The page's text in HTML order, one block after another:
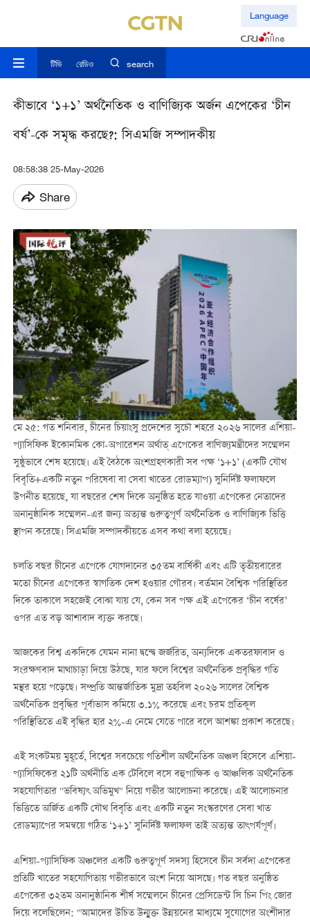
Language
টিভি রেডিও search
কীভাবে ‘১+১’ অর্থনৈতিক ও বাণিজ্যিক অর্জন এপেকের ‘চীন
বর্ষ’-কে সমৃদ্ধ করছে?: সিএমজি সম্পাদকীয়
08:58:38 25-May-2026
Share
মে ২৫: গত শনিবার, চীনের চিয়াংসু প্রদেশের সুচৌ শহরে ২০২৬ সালের এশিয়া-
প্যাসিফিক ইকোনমিক কো-অপারেশন অর্থাত্ এপেকের বাণিজ্যমন্ত্রীদের সম্মেলন
সুষ্ঠুভাবে শেষ হয়েছে। এই বৈঠকে অংশগ্রহণকারী সব পক্ষ ‘১+১’ (একটি যৌথ
বিবৃতি+একটি নতুন পরিষেবা বা সেবা খাতের রোডম্যাপ) সুনির্দিষ্ট ফলাফলে
উপনীত হয়েছে, যা বছরের শেষ দিকে অনুষ্ঠিত হতে যাওয়া এপেকের নেতাদের
অনানুষ্ঠানিক সম্মেলন-এর জন্য অত্যন্ত গুরুত্বপূর্ণ অর্থনৈতিক ও বাণিজ্যিক ভিত্তি
স্থাপন করেছে। সিএমজি সম্পাদকীয়তে এসব কথা বলা হয়েছে।
চলতি বছর চীনের এপেকে যোগদানের ৩৫তম বার্ষিকী এবং এটি তৃতীয়বারের
মতো চীনের এপেকের স্বাগতিক দেশ হওয়ার গৌরব। বর্তমান বৈশ্বিক পরিস্থিতির
দিকে তাকালে সহজেই বোঝা যায় যে, কেন সব পক্ষ এই এপেকের ‘চীন বর্ষের’
ওপর এত বড় আশাবাদ ব্যক্ত করছে।
আজকের বিশ্ব একদিকে যেমন নানা দ্বন্দ্বে জর্জরিত, অন্যদিকে একতরফাবাদ ও
সংরক্ষণবাদ মাথাচাড়া দিয়ে উঠছে, যার ফলে বিশ্বের অর্থনৈতিক প্রবৃদ্ধির গতি
মন্থর হয়ে পড়েছে। সম্প্রতি আন্তর্জাতিক মুদ্রা তহবিল ২০২৬ সালের বৈশ্বিক
অর্থনৈতিক প্রবৃদ্ধির পূর্বাভাস কমিয়ে ৩.১% করেছে এবং চরম প্রতিকূল
পরিস্থিতিতে এই বৃদ্ধির হার ২%-এ নেমে যেতে পারে বলে আশঙ্কা প্রকাশ করেছে।
এই সংকটময় মুহূর্তে, বিশ্বের সবচেয়ে গতিশীল অর্থনৈতিক অঞ্চল হিসেবে এশিয়া-
প্যাসিফিকের ২১টি অর্থনীতি এক টেবিলে বসে বহুপাক্ষিক ও আঞ্চলিক অর্থনৈতিক
সহযোগিতার "ভবিষ্যৎ অভিমুখ" নিয়ে গভীর আলোচনা করেছে। এই আলোচনার
ভিত্তিতে অর্জিত একটি যৌথ বিবৃতি এবং একটি নতুন সংস্করণের সেবা খাত
রোডম্যাপের সমন্বয়ে গঠিত ‘১+১’ সুনির্দিষ্ট ফলাফল তাই অত্যন্ত তাৎপর্যপূর্ণ।
এশিয়া-প্যাসিফিক অঞ্চলের একটি গুরুত্বপূর্ণ সদস্য হিসেবে চীন সর্বদা এপেকের
প্রতিটি খাতের সহযোগিতায় গভীরভাবে অংশ নিয়ে আসছে। গত বছর অনুষ্ঠিত
এপেকের ৩২তম অনানুষ্ঠানিক শীর্ষ সম্মেলনে চীনের প্রেসিডেন্ট সি চিন পিং জোর
দিয়ে বলেছিলেন: "আমাদের উচিত উন্মুক্ত উন্নয়নের মাধ্যমে সুযোগের অংশীদার